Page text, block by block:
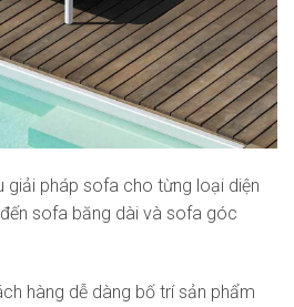
giải pháp sofa cho từng loại diện
sofa băng dài và sofa góc
hàng dễ dàng bố trí sản phẩm